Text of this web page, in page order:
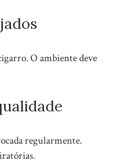
O ambiente deve
regularmente.